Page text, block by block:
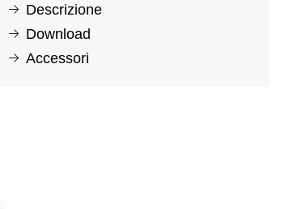
Descrizione
Download
Accessori